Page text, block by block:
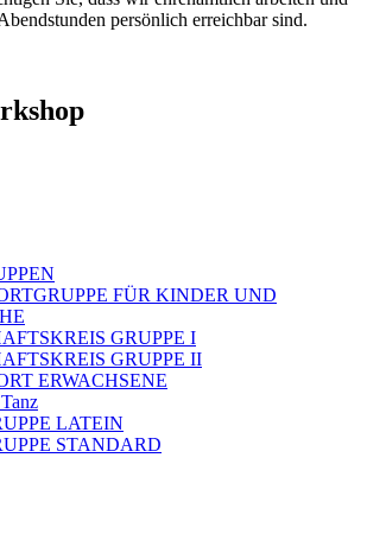
persönlich erreichbar sind.
FÜR KINDER UND
GRUPPE I
GRUPPE II
ERWACHSENE
LATEIN
STANDARD